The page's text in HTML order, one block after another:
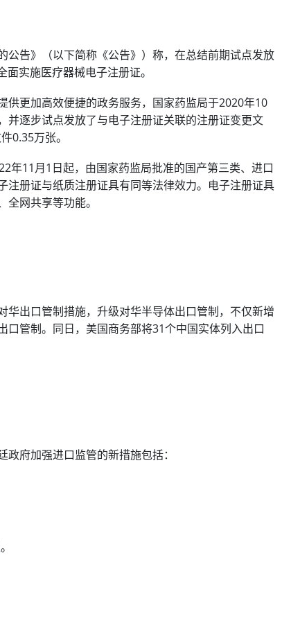
告》（以下简称《公告》）称，在总结前期试点发放
实施医疗器械电子注册证。
供更加高效便捷的政务服务，国家药监局于2020年10
逐步试点发放了与电子注册证关联的注册证变更文
0.35万张。
年11月1日起，由国家药监局批准的国产第三类、进口
册证与纸质注册证具有同等法律效力。电子注册证具
网共享等功能。
出口管制措施，升级对华半导体出口管制，不仅新增
管制。同日，美国商务部将31个中国实体列入出口
府加强进口监管的新措施包括：